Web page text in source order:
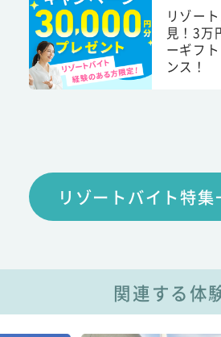
リゾー
見！3万
ーギフ
ンス！
リゾートバイト特集
関連する体